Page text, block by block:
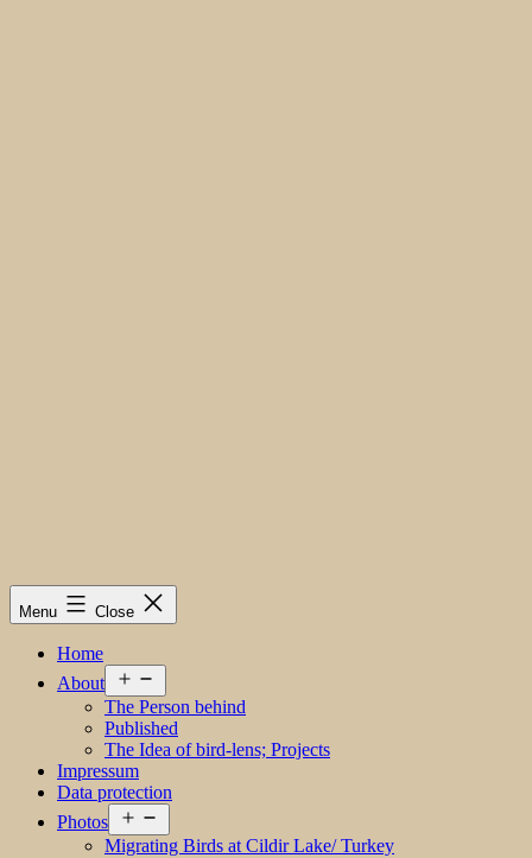
Menu Close
Home
About
menu
The Person behind
Published
The Idea of bird-lens; Projects
Impressum
Data protection
Photos
menu
Migrating Birds at Cildir Lake/ Turkey